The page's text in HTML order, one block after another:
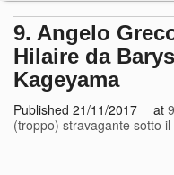
9. Angelo
Hilaire da
Kageyama
Published 21/11/2017 at
(troppo) stravagante sotto